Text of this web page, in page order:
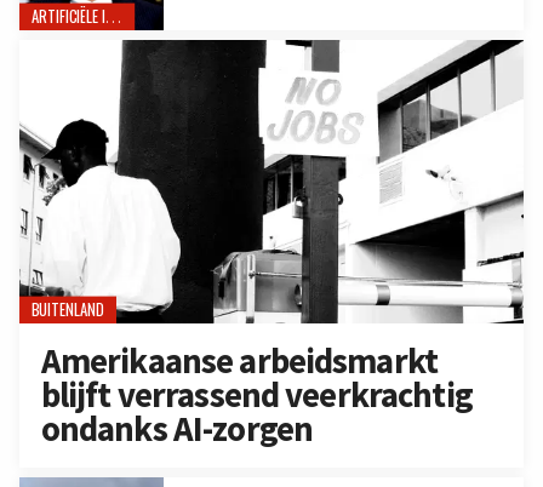
ARTIFICIËLE INTELLIGENTIE
BUITENLAND
Amerikaanse arbeidsmarkt
blijft verrassend veerkrachtig
ondanks AI-zorgen